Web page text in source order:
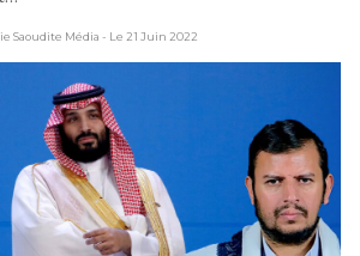
Saoudite Média - Le 21 Juin 2022